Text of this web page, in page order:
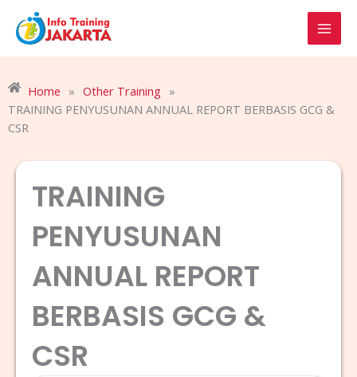
content
Home » Other Training »
TRAINING PENYUSUNAN ANNUAL REPORT BERBASIS GCG &
CSR
TRAINING
PENYUSUNAN
ANNUAL REPORT
BERBASIS GCG &
CSR